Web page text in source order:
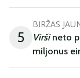
5
BIRŽAS
Viršineto
miljonus